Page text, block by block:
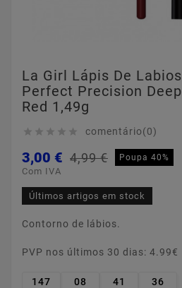
La Girl Lápis De Labios
Perfect Precision Deep
Red 1,49g
     comentário(0)
3,00 € 4,99 € Poupa 40%
Com IVA
Últimos artigos em stock
Contorno de lábios.
PVP nos últimos 30 dias: 4.99€
147 08 41 36